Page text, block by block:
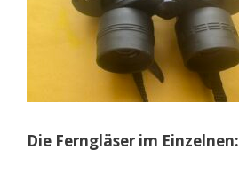
Die Ferngläser im Einzelnen: